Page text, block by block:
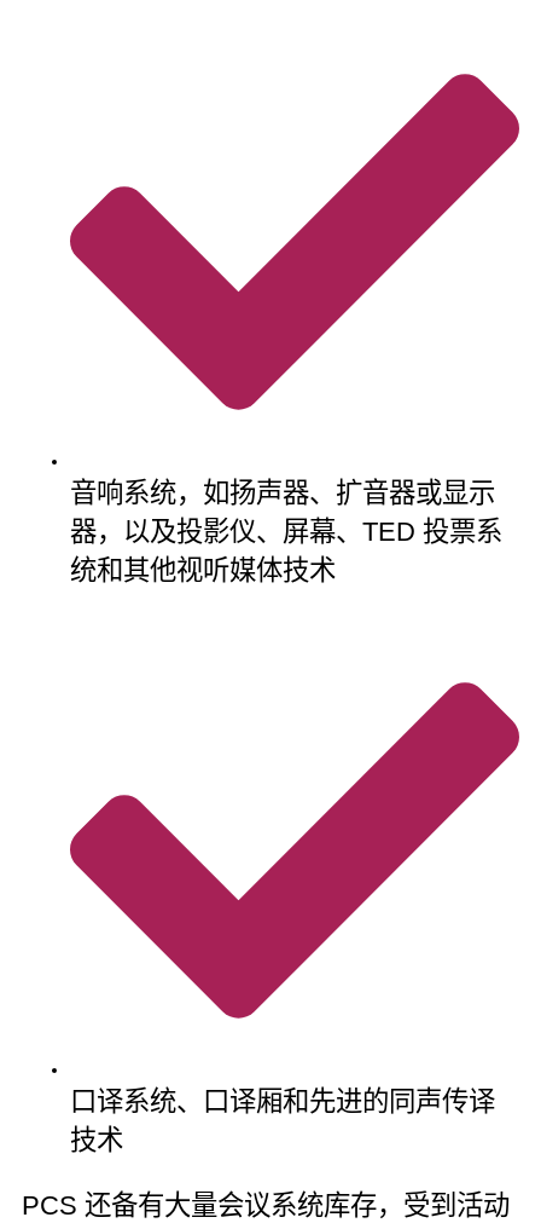
音响系统，如扬声器、扩音器或显示
器，以及投影仪、屏幕、TED 投票系
统和其他视听媒体技术
口译系统、口译厢和先进的同声传译
技术
PCS 还备有大量会议系统库存，受到活动